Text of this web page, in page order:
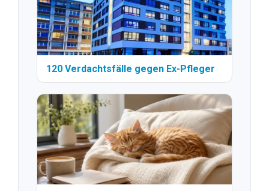
120 Verdachtsfälle gegen Ex-Pfleger